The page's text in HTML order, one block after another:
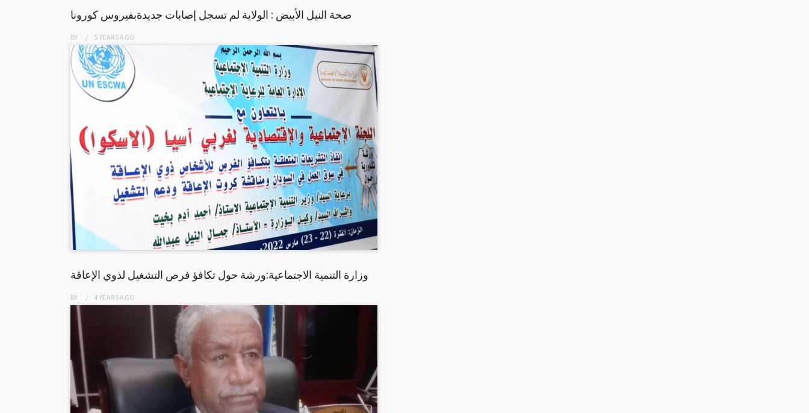
صحة النيل الأبيض : الولاية لم تسجل إصابات جديدةبفيروس كورونا
BY 5 YEARSAGO
وزارة التنمية الاجتماعية:ورشة حول تكافؤ فرص التشغيل لذوي الإعاقة
BY 4 YEARSAGO